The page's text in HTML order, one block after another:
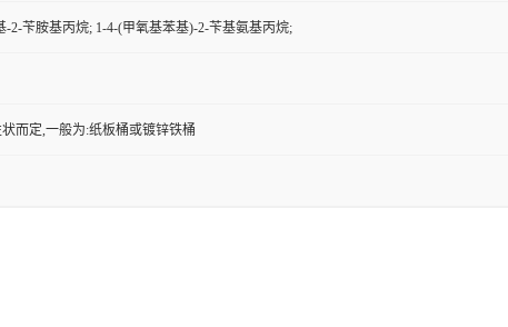
-2-苄胺基丙烷; 1-4-(甲氧基苯基)-2-苄基氨基丙烷;
而定,一般为:纸板桶或镀锌铁桶